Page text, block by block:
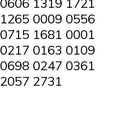
1265 0009 0556
0715 1681 0001
0217 0163 0109
0698 0247 0361
2057 2731